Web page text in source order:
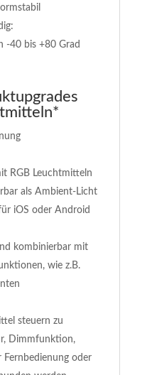
-40 bis +80 Grad
RGB Leuchtmitteln
als Ambient-Licht
iOS oder Android
kombinierbar mit
wie z.B.
steuern zu
Dimmfunktion,
Fernbedienung oder